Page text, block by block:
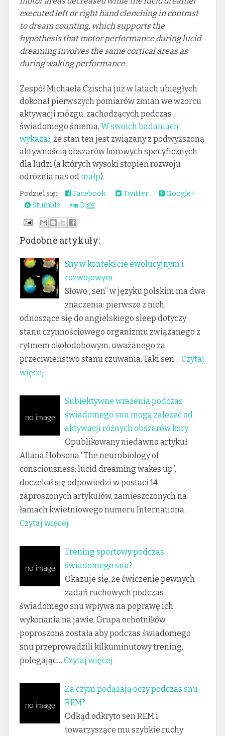
executed left or right hand clenching in contrast
to dream counting, which supports the
hypothesis that motor performance during lucid
dreaming involves the same cortical areas as
during waking performance.
Zespół Michaela Czischa już w latach ubiegłych
dokonał pierwszych pomiarów zmian we wzorcu
aktywacji mózgu, zachodzących podczas
świadomego śnienia. W swoich badaniach
wykazał, że stan ten jest związany z podwyższoną
aktywnością obszarów korowych specyficznych
dla ludzi (a których wysoki stopień rozwoju
odróżnia nas odmałp).
Podziel się: Facebook Twitter
Google+
Stumble
Digg
Podobne artykuły:
Sny w kontekście ewolucyjnym i
rozwojowym
Słowo „sen” w języku polskim ma dwa
znaczenia: pierwsze z nich,
odnoszące się do angielskiego sleep dotyczy
stanu czynnościowego organizmu związanego z
rytmem okołodobowym, uważanego za
przeciwieństwo stanu czuwania. Taki sen… Czytaj
więcej
Subiektywne wrażenia podczas
świadomego snu mogą zależeć od
aktywacji różnych obszarów kory
Opublikowany niedawno artykuł
Allana Hobsona “The neurobiology of
consciousness: lucid dreaming wakes up”,
doczekał się odpowiedzi w postaci 14
zaproszonych artykułów, zamieszczonych na
łamach kwietniowego numeru Internationa…
Czytaj więcej
Trening sportowy podczas
świadomego snu?
Okazuje się, że ćwiczenie pewnych
zadań ruchowych podczas
świadomego snu wpływa na poprawę ich
wykonania na jawie. Grupa ochotników
poproszona została aby podczas świadomego
snu przeprowadzili kilkuminutowy trening,
polegając… Czytaj więcej
Za czym podążają oczy podczas snu
REM?
Odkąd odkryto sen REM i
towarzyszące mu szybkie ruchy